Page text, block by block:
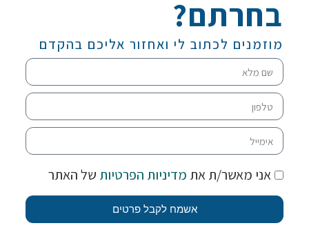
בחרתם?
מוזמנים לכתוב לי ואחזור אליכם בהקדם
אני מאשר/ת את מדיניות הפרטיות של האתר
אשמח לקבל פרטים